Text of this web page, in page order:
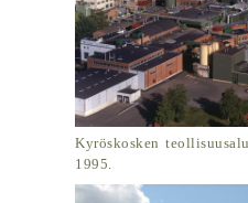
Kyröskosken
1995.